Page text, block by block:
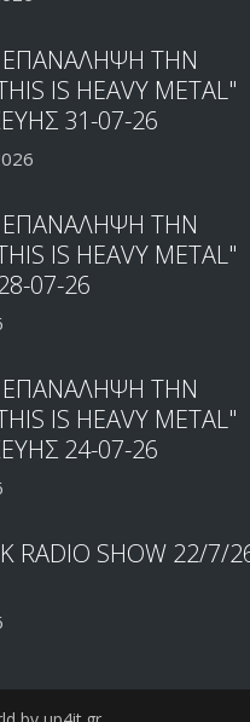
ΕΠΑΝΑΛΗΨΗ ΤΗΝ
IS HEAVY METAL"
31-07-26
ΕΠΑΝΑΛΗΨΗ ΤΗΝ
IS HEAVY METAL"
07-26
ΕΠΑΝΑΛΗΨΗ ΤΗΝ
IS HEAVY METAL"
24-07-26
RADIO SHOW 22/7/